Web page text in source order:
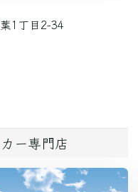
1丁目2-34
ー専門店